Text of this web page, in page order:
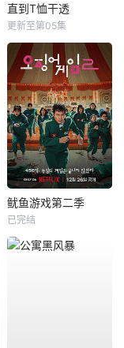
直到T恤干透
更新至第05集
鱿鱼游戏第二季
已完结